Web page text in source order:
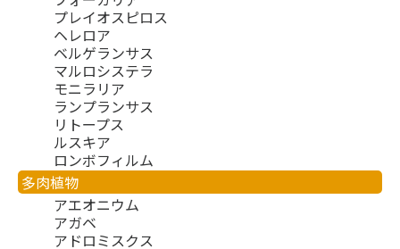
プレイオスピロス
ヘレロア
ベルゲランサス
マルロシステラ
モニラリア
ランプランサス
リトープス
ルスキア
ロンボフィルム
多肉植物
アエオニウム
アガベ
アドロミスクス